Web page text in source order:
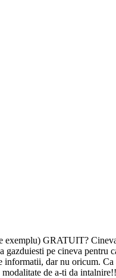
exemplu) GRATUIT?
gazduiesti pe cineva
informatii, dar nu oricum.
de a-ti da